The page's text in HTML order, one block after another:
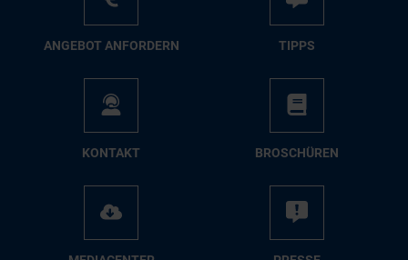
AN­GE­BOT AN­FOR­DERN TIPPS
KON­TAKT BRO­SCHÜ­REN